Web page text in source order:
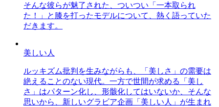
そんな彼らが魅了された、ついつい「一本取られ
た！」と膝を打ったモデルについて、熱く語っていた
だきます。
美しい人
ルッキズム批判を生みながらも、「美しさ」の需要は
絶えることのない現代。一方で世間が求める「美し
さ」はパターン化し、形骸化してはいないか、そんな
思いから、新しいグラビア企画「美しい人」が生まれ